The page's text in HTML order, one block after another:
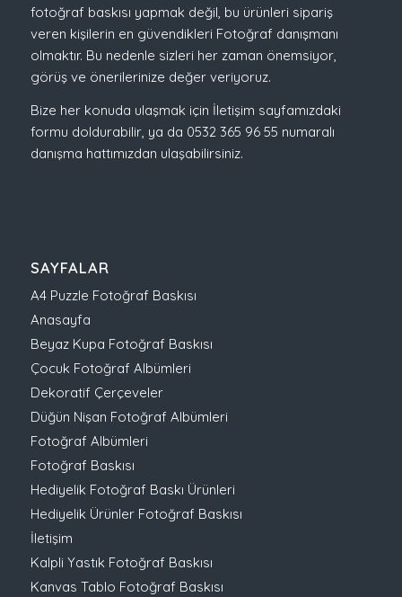
fotoğraf baskısı yapmak değil, bu ürünleri sipariş
veren kişilerin en güvendikleri Fotoğraf danışmanı
olmaktır. Bu nedenle sizleri her zaman önemsiyor,
görüş ve önerilerinize değer veriyoruz.
Bize her konuda ulaşmak için İletişim sayfamızdaki
formu doldurabilir, ya da 0532 365 96 55 numaralı
danışma hattımızdan ulaşabilirsiniz.
SAYFALAR
A4 Puzzle Fotoğraf Baskısı
Anasayfa
Beyaz Kupa Fotoğraf Baskısı
Çocuk Fotoğraf Albümleri
Dekoratif Çerçeveler
Düğün Nişan Fotoğraf Albümleri
Fotoğraf Albümleri
Fotoğraf Baskısı
Hediyelik Fotoğraf Baskı Ürünleri
Hediyelik Ürünler Fotoğraf Baskısı
İletişim
Kalpli Yastık Fotoğraf Baskısı
Kanvas Tablo Fotoğraf Baskısı